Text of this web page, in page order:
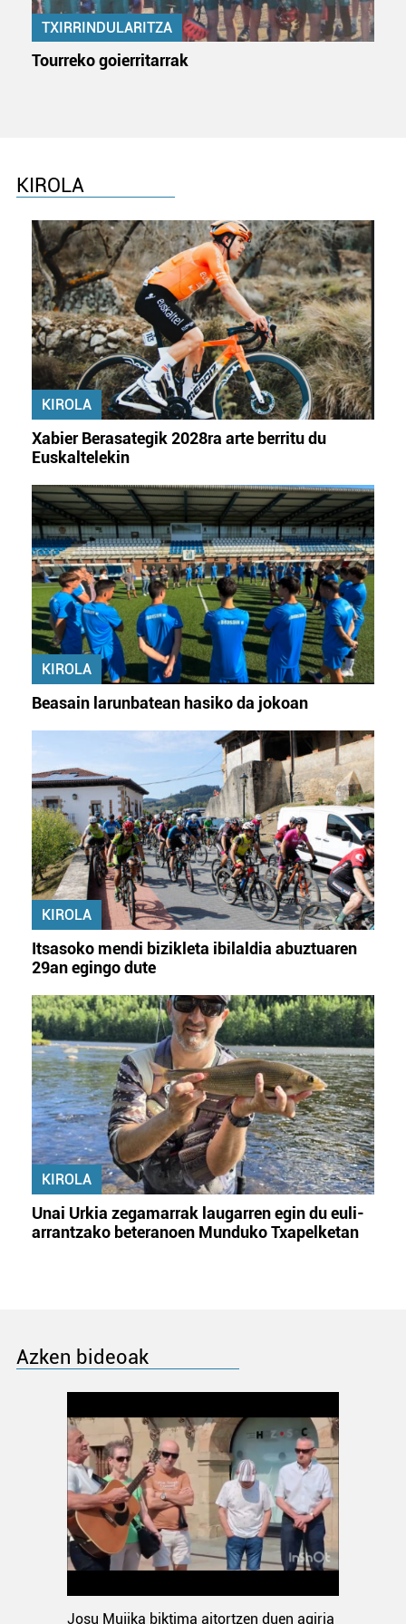
TXIRRINDULARITZA
Tourreko goierritarrak
KIROLA
KIROLA
Xabier Berasategik 2028ra arte berritu du
Euskaltelekin
KIROLA
Beasain larunbatean hasiko da jokoan
KIROLA
Itsasoko mendi bizikleta ibilaldia abuztuaren
29an egingo dute
KIROLA
Unai Urkia zegamarrak laugarren egin du euli-
arrantzako beteranoen Munduko Txapelketan
Azken bideoak
Josu Mujika biktima aitortzen duen agiria